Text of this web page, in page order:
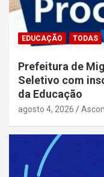
EDUCAÇÃO TODAS
Prefeitura de
Seletivo com
da Educação
agosto 4, 2026